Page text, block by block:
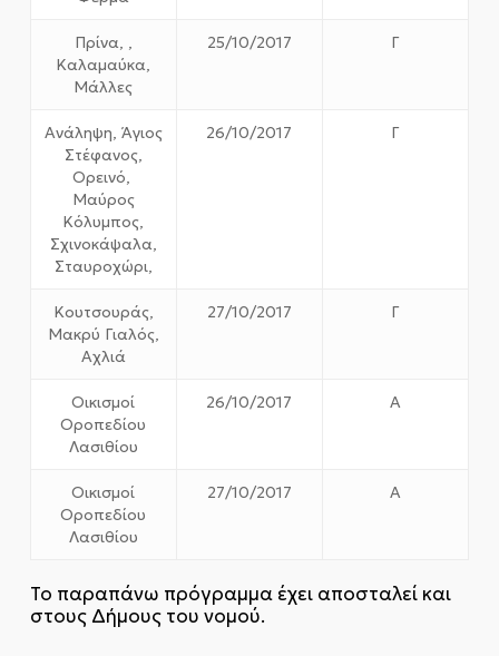
Πρίνα, ,
Καλαμαύκα,
Μάλλες
25/10/2017 Γ
Ανάληψη, Άγιος
Στέφανος,
Ορεινό,
Μαύρος
Κόλυμπος,
Σχινοκάψαλα,
Σταυροχώρι,
26/10/2017 Γ
Κουτσουράς,
Μακρύ Γιαλός,
Αχλιά
27/10/2017 Γ
Οικισμοί
Οροπεδίου
Λασιθίου
26/10/2017 Α
Οικισμοί
Οροπεδίου
Λασιθίου
27/10/2017 Α
Το παραπάνω πρόγραμμα έχει αποσταλεί και
στους Δήμους του νομού.